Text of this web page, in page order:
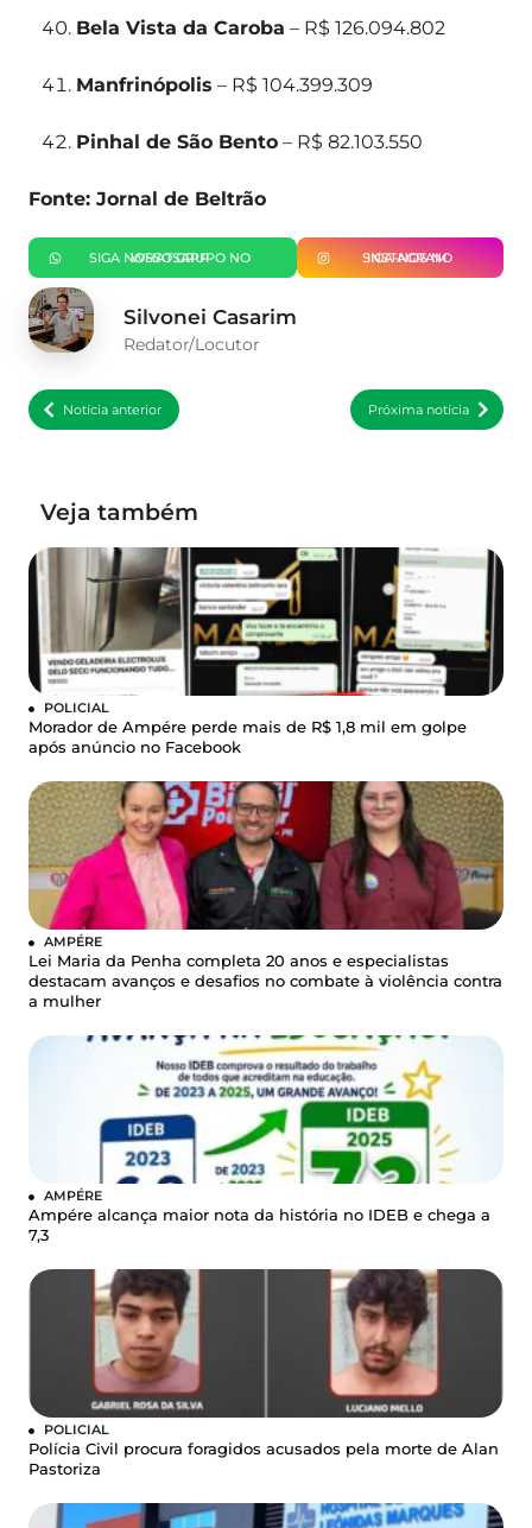
Bela Vista da Caroba – R$ 126.094.802
Manfrinópolis – R$ 104.399.309
Pinhal de São Bento – R$ 82.103.550
Fonte: Jornal de Beltrão
SIGA NOSSO GRUPO NO WHATSAPP SIGA-NOS NO INSTAGRAM
Silvonei Casarim
Redator/Locutor
Notícia anterior Próxima notícia
Veja também
POLICIAL
Morador de Ampére perde mais de R$ 1,8 mil em golpe
após anúncio no Facebook
AMPÉRE
Lei Maria da Penha completa 20 anos e especialistas
destacam avanços e desafios no combate à violência contra
a mulher
AMPÉRE
Ampére alcança maior nota da história no IDEB e chega a
7,3
POLICIAL
Polícia Civil procura foragidos acusados pela morte de Alan
Pastoriza